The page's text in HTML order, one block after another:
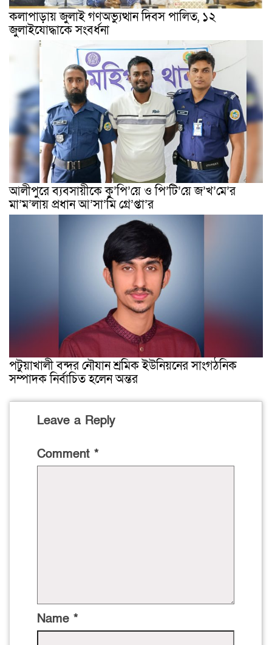
কলাপাড়ায় জুলাই গণঅভ্যুত্থান দিবস পালিত, ১২
জুলাইযোদ্ধাকে সংবর্ধনা
আলীপুরে ব্যবসায়ীকে কু’পি’য়ে ও পি’টি’য়ে জ’খ’মে’র
মা’ম’লায় প্রধান আ’সা’মি গ্রে’প্তা’র
পটুয়াখালী বন্দর নৌযান শ্রমিক ইউনিয়নের সাংগঠনিক
সম্পাদক নির্বাচিত হলেন অন্তর
Leave a Reply
Comment *
Name *